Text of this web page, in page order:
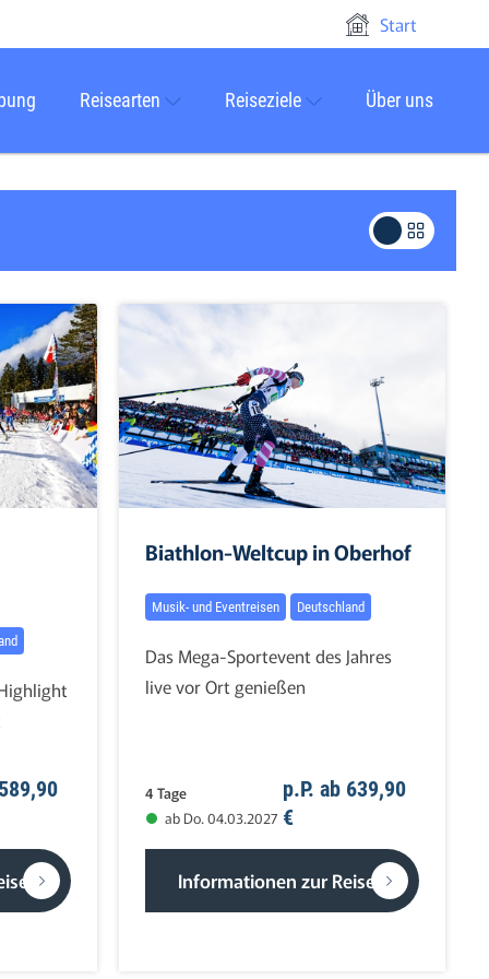
Start
Reisearten Reiseziele Über uns
Biathlon-Weltcup in Oberhof
Musik- und Eventreisen Deutschland
Das Mega-Sportevent des Jahres
live vor Ort genießen
4 Tage
ab Do. 04.03.2027
p.P. ab 639,90
€
Informationen zur Reise